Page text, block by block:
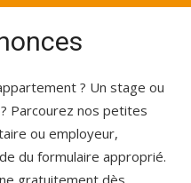
? Un stage ou
Parcourez nos petites
ou employeur,
du formulaire approprié.
gratuitement dès